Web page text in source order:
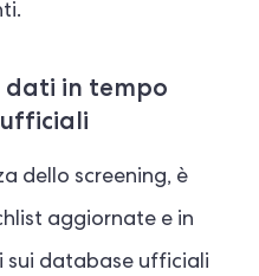
dati in tempo
dello screening, è
aggiornate e in
sui database ufficiali